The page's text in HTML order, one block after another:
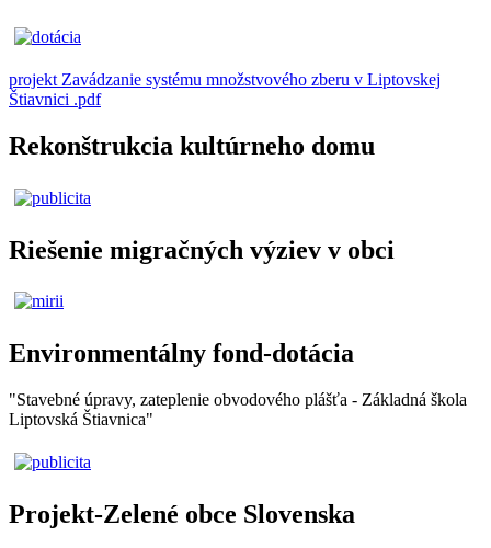
projekt Zavádzanie systému množstvového zberu v Liptovskej
Štiavnici .pdf
Rekonštrukcia kultúrneho domu
Riešenie migračných výziev v obci
Environmentálny fond-dotácia
"Stavebné úpravy, zateplenie obvodového plášťa - Základná škola
Liptovská Štiavnica"
Projekt-Zelené obce Slovenska